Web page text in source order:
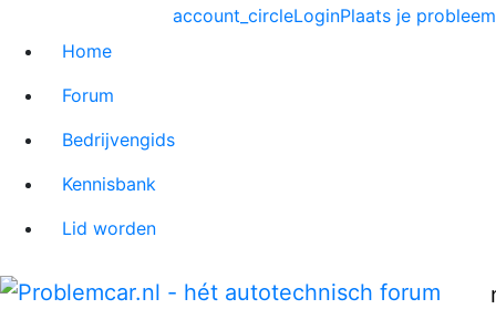
Plaats je probleem
account_circleLogin
Home
Forum
Bedrijvengids
Kennisbank
Lid worden